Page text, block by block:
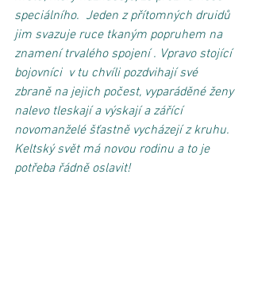
speciálního.  Jeden z přítomných druidů
jim svazuje ruce tkaným popruhem na
znamení trvalého spojení . Vpravo stojící
bojovníci  v tu chvíli pozdvihají své
zbraně na jejich počest, vyparáděné ženy
nalevo tleskají a výskají a zářící
novomanželé šťastně vycházejí z kruhu.
Keltský svět má novou rodinu a to je
potřeba řádně oslavit!